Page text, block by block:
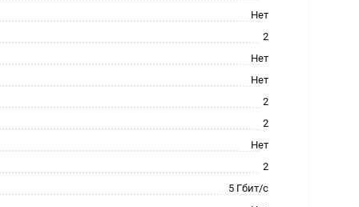
Нет
2
Нет
Нет
2
2
Нет
2
5 Гбит/с